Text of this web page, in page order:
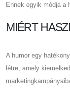
Ennek egyik módja a
MIÉRT
A humor egy
létre, amely